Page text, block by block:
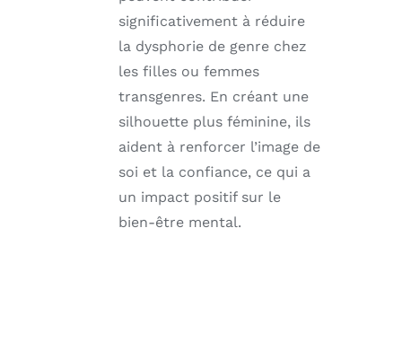
significativement à réduire
la dysphorie de genre chez
les filles ou femmes
transgenres. En créant une
silhouette plus féminine, ils
aident à renforcer l’image de
soi et la confiance, ce qui a
un impact positif sur le
bien-être mental.